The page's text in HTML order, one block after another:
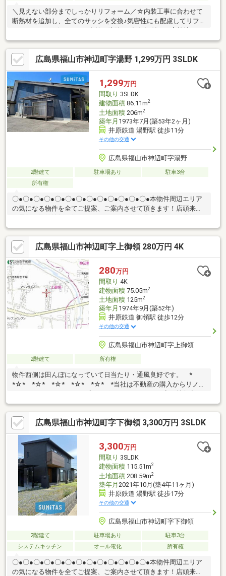
＼見えない部分までしっかりリフォーム／☆内装工事に合わせて
断熱材を追加し、全てのサッシを交換♪気密性にも配慮してリフォ
す♪☆クロスの配色や洗面化粧台は、最新の住宅設備や施工事例
を参考に、使いやすさとデザイン性にこだわってコーディネート
しました♪☆リフォーム内容☆◆水回り設備を交換♪◆窓・サッ
シ・建具・床・クロスをリフォーム♪◆外壁塗装・駐車スペース
整備♪◆駐車スペース拡張（3台以上可）♪売主物件です♪見るだ
け・聞くだけOKです♪ぜひ一度ご覧ください♪
広島県福山市神辺町字湯野 1,299万円 3SLDK
1,299万円
間取り 3SLDK
建物面積86.11m2
土地面積206m2
築年月 1973年7月(築53年2ヶ月)
井原鉄道 湯野駅 徒歩11分
その他の交通
広島県福山市神辺町字湯野
2階建て 駐車場あり
駐車3台
所有権
〇●〇●〇●〇●〇●〇●〇●〇●〇●〇●〇●〇●〇●本物件周辺エリア
の気になる物件を全てご提案、ご案内させて頂きます！店頭来店
アーは【その場確定！ 見学予約する（無料）からご予約下さ
い】〇●〇●〇●〇●〇●〇●〇●〇●〇●〇●〇●〇●〇●◇内外装フル
リフォーム済 最大4台駐車可◇一新された快適な住空間 水回
り設備を全て新品交換し、外壁塗装や駐車場拡張まで実施 クロ
スやフローリングの張替に加え、照明器具も刷新 吹抜けのある
明るいリビングや便利な納戸を備えた3LDK+S 浴室乾燥機や新
品給湯器も完備し安心の住まい
広島県福山市神辺町字上御領 280万円 4K
280万円
間取り 4K
建物面積75.05m2
土地面積125m2
築年月 1974年9月(築52年)
井原鉄道 御領駅 徒歩12分
その他の交通
広島県福山市神辺町字上御領
2階建て 所有権
物件西側は田んぼになっていて日当たり・通風良好です。 *
*☆* *☆* *☆* *☆* *☆* *当社は不動産の購入からリノベ
デザイン力で失敗しないリフォームを実現。中古物件をリノベ・
リフォームで蘇らせます。物件購入費用とリノベ工事費用を一緒
にローンで組む提案も可能です。3Dモデリングでリフォームの完
成予想図を立体的に表現。購入・買い替え・購入+リノベーショ
ンなど、お気軽にご相談ください！お問い合わせは【086-250-
9005】または資料請求・来場予約ボタンか
ら。 * *☆* *☆* *☆*
広島県福山市神辺町字下御領 3,300万円 3SLDK
3,300万円
間取り 3SLDK
建物面積115.51m2
土地面積208.59m2
築年月 2021年10月(築4年11ヶ月)
井原鉄道 湯野駅 徒歩17分
その他の交通
広島県福山市神辺町字下御領
2階建て 駐車場あり
駐車3台
システムキッチン
オール電化 所有権
〇●〇●〇●〇●〇●〇●〇●〇●〇●〇●〇●〇●〇●本物件周辺エリア
の気になる物件を全てご提案、ご案内させて頂きます！店頭来店